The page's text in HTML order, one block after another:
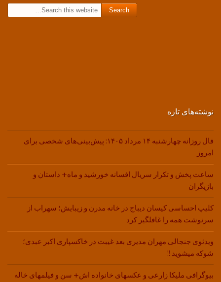
نوشته‌های تازه
فال روزانه چهارشنبه ۱۴ مرداد ۱۴۰۵: پیش‌بینی‌های شخصی برای
امروز
ساعت پخش و تکرار سریال افسانه خورشید و ماه+ داستان و
بازیگران
کلیپ احساسی کیسان دیباج در خانه مدرن و زیبایش؛ سهراب از
سرنوشت همه را غافلگیر کرد
ویدئوی جنجالی مهران مدیری بعد غیبت در خاکسپاری اکبر عبدی؛
شوکه میشوید !!
بیوگرافی ملیکا زارعی و عکسهای خانواده اش+ سن و فیلمهای خاله